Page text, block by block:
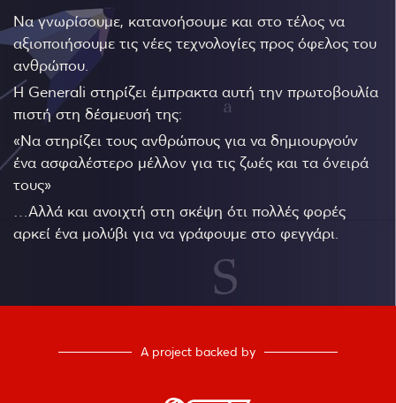
Να γνωρίσουμε, κατανοήσουμε και στο τέλος να
αξιοποιήσουμε τις νέες τεχνολογίες προς όφελος του
ανθρώπου.
Η Generali στηρίζει έμπρακτα αυτή την πρωτοβουλία
πιστή στη δέσμευσή της:
«Να στηρίζει τους ανθρώπους για να δημιουργούν
ένα ασφαλέστερο μέλλον για τις ζωές και τα όνειρά
τους»
…Αλλά και ανοιχτή στη σκέψη ότι πολλές φορές
αρκεί ένα μολύβι για να γράφουμε στο φεγγάρι.
A project backed by